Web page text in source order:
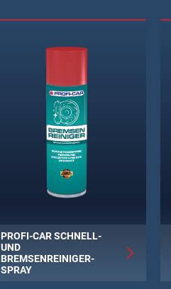
PROFI-CAR SCHNELL-
UND
BREMSENREINIGER-
SPRAY